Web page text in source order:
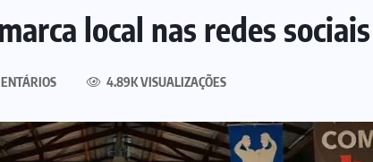
local nas redes sociais
4.89K VISUALIZAÇÕES